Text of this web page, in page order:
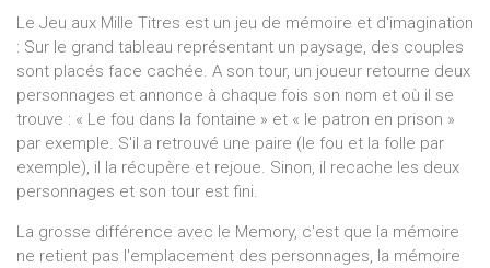
Le Jeu aux Mille Titres est un jeu de mémoire et d'imagination
: Sur le grand tableau représentant un paysage, des couples
sont placés face cachée. A son tour, un joueur retourne deux
personnages et annonce à chaque fois son nom et où il se
trouve : « Le fou dans la fontaine » et « le patron en prison »
par exemple. S'il a retrouvé une paire (le fou et la folle par
exemple), il la récupère et rejoue. Sinon, il recache les deux
personnages et son tour est fini.
La grosse différence avec le Memory, c'est que la mémoire
ne retient pas l'emplacement des personnages, la mémoire